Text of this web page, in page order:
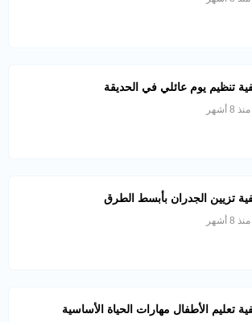
تنظيم يوم عائلي في الحديقة
منذ 8 أشهر
تزيين الجدران بأبسط الطرق
منذ 8 أشهر
تعليم الأطفال مهارات الحياة الأساسية